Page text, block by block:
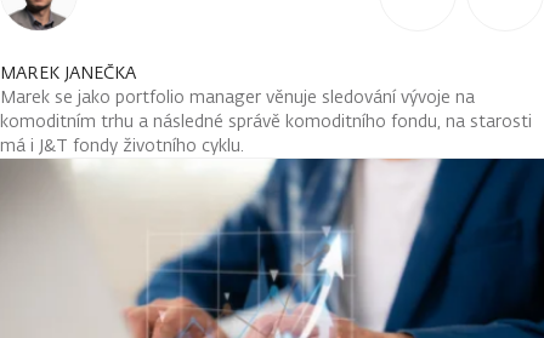
MAREK JANEČKA
Marek se jako portfolio manager věnuje sledování vývoje na
komoditním trhu a následné správě komoditního fondu, na starosti
má i J&T fondy životního cyklu.